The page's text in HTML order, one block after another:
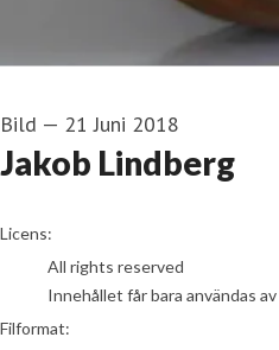
Bild — 21 Juni 2018
Jakob Lindberg
go to media item
Licens:
All rights reserved
Innehållet får bara användas
Filformat: